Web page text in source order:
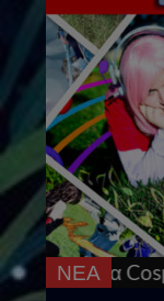
ΝΕΑ
στην